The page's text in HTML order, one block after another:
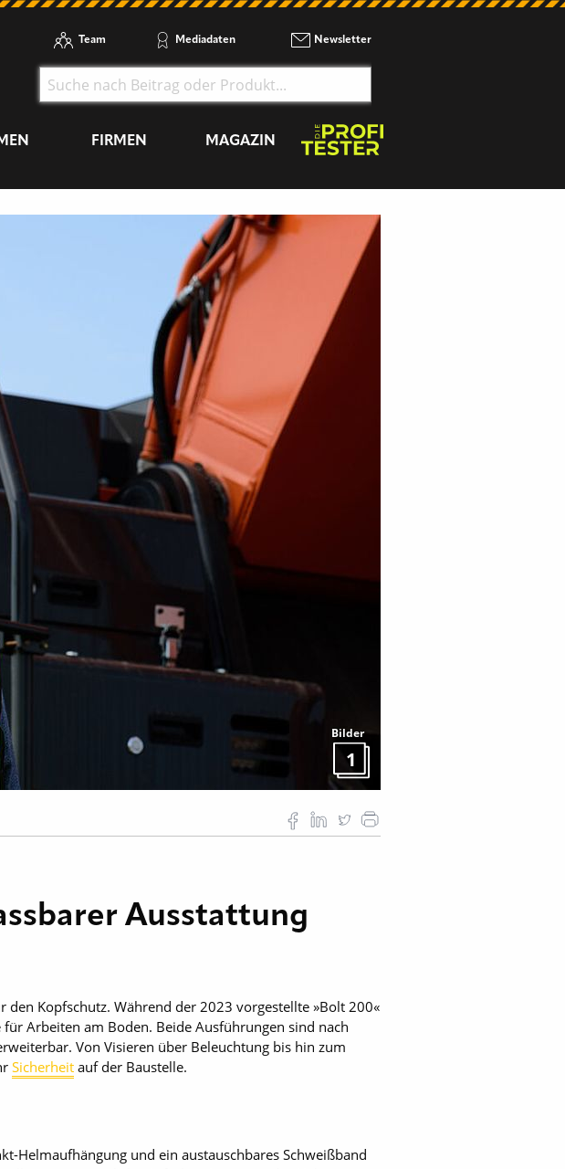
Team Mediadaten Newsletter
FIRMEN MAGAZIN
Bilder
1
Ausstattung
Kopfschutz. Während der 2023 vorgestellte »Bolt 200«
Arbeiten am Boden. Beide Ausführungen sind nach
Von Visieren über Beleuchtung bis hin zum
Sicherheit auf der Baustelle.
Helmaufhängung und ein austauschbares Schweißband